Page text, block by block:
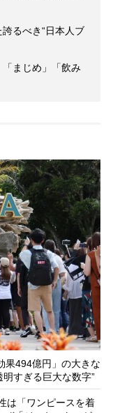
るべき“日本人ブ
まじめ」「飲み
果494億円」の大きな
すぎる巨大な数字”
は「ワンピースを着